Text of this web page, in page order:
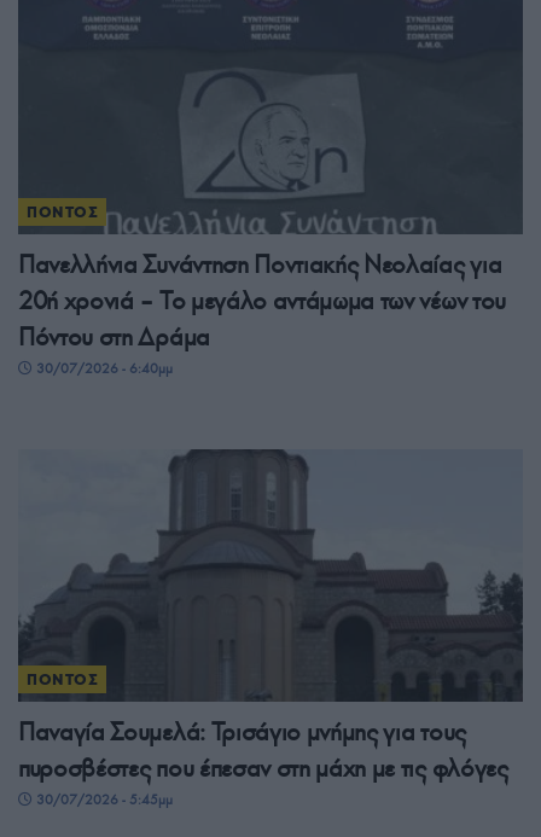
ΠΟΝΤΟΣ
Πανελλήνια Συνάντηση Ποντιακής Νεολαίας για
20ή χρονιά – Το μεγάλο αντάμωμα των νέων του
Πόντου στη Δράμα
30/07/2026 - 6:40μμ
ΠΟΝΤΟΣ
Παναγία Σουμελά: Τρισάγιο μνήμης για τους
πυροσβέστες που έπεσαν στη μάχη με τις φλόγες
30/07/2026 - 5:45μμ